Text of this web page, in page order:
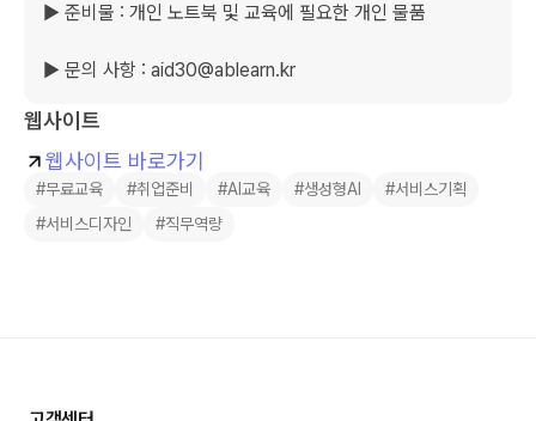
▶ 준비물 : 개인 노트북 및 교육에 필요한 개인 물품
▶ 문의 사항 : aid30@ablearn.kr
웹사이트
웹사이트 바로가기
#무료교육 #취업준비 #AI교육 #생성형AI
#서비스기획
#서비스디자인
#직무역량